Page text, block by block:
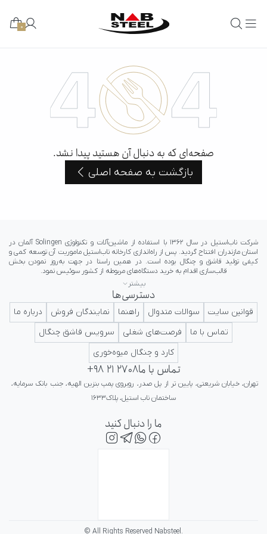
0
صفحه‌ای که به دنبال آن هستید پیدا نشد.
بازگشت به صفحه اصلی
ایرانی در کلاس جهانی تداعی کننده اعتبار و پرستیژ برای ایرانیان باشد.
بیشتر
دسترسی‌ها
قوانین سایت سوالات متدوال راهنما نمایندگان فروش
درباره ما
تماس با ما
فرصت‌های شغلی
سرویس قاشق چنگال
کارد و چنگال میوه‌خوری
تماس با ما+98 21 2708
تهران، خیابان شریعتی، پایین تر از پل صدر، روبروی پمپ بنزین الهیه، جنب بانک سرمایه،
ساختمان ناب استیل، پلاک۱۶۳۳
ما را دنبال کنید
© All Rights Reserved Nabsteel.